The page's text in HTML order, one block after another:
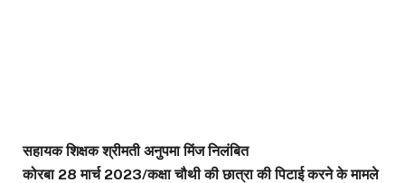
सहायक शिक्षक श्रीमती अनुपमा मिंज निलंबित
कोरबा 28 मार्च 2023/कक्षा चौथी की छात्रा की पिटाई करने के मामले